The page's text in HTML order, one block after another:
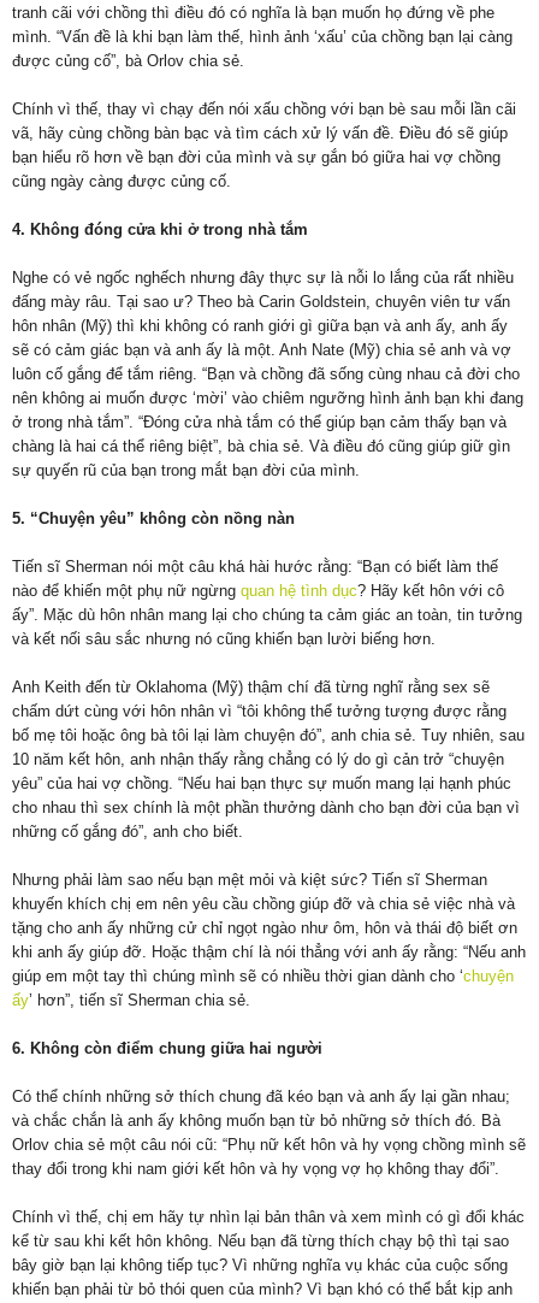
tranh cãi với chồng thì điều đó có nghĩa là bạn muốn họ đứng về phe
mình. “Vấn đề là khi bạn làm thế, hình ảnh ‘xấu’ của chồng bạn lại càng
được củng cố”, bà Orlov chia sẻ.
Chính vì thế, thay vì chạy đến nói xấu chồng với bạn bè sau mỗi lần cãi
vã, hãy cùng chồng bàn bạc và tìm cách xử lý vấn đề. Điều đó sẽ giúp
bạn hiểu rõ hơn về bạn đời của mình và sự gắn bó giữa hai vợ chồng
cũng ngày càng được củng cố.
4. Không đóng cửa khi ở trong nhà tắm
Nghe có vẻ ngốc nghếch nhưng đây thực sự là nỗi lo lắng của rất nhiều
đấng mày râu. Tại sao ư? Theo bà Carin Goldstein, chuyên viên tư vấn
hôn nhân (Mỹ) thì khi không có ranh giới gì giữa bạn và anh ấy, anh ấy
sẽ có cảm giác bạn và anh ấy là một. Anh Nate (Mỹ) chia sẻ anh và vợ
luôn cố gắng để tắm riêng. “Bạn và chồng đã sống cùng nhau cả đời cho
nên không ai muốn được ‘mời’ vào chiêm ngưỡng hình ảnh bạn khi đang
ở trong nhà tắm”. “Đóng cửa nhà tắm có thể giúp bạn cảm thấy bạn và
chàng là hai cá thể riêng biệt”, bà chia sẻ. Và điều đó cũng giúp giữ gìn
sự quyến rũ của bạn trong mắt bạn đời của mình.
5. “Chuyện yêu” không còn nồng nàn
Tiến sĩ Sherman nói một câu khá hài hước rằng: “Bạn có biết làm thế
nào để khiến một phụ nữ ngừng quan hệ tình dục? Hãy kết hôn với cô
ấy”. Mặc dù hôn nhân mang lại cho chúng ta cảm giác an toàn, tin tưởng
và kết nối sâu sắc nhưng nó cũng khiến bạn lười biếng hơn.
Anh Keith đến từ Oklahoma (Mỹ) thậm chí đã từng nghĩ rằng sex sẽ
chấm dứt cùng với hôn nhân vì “tôi không thể tưởng tượng được rằng
bố mẹ tôi hoặc ông bà tôi lại làm chuyện đó”, anh chia sẻ. Tuy nhiên, sau
10 năm kết hôn, anh nhận thấy rằng chẳng có lý do gì cản trở “chuyện
yêu” của hai vợ chồng. “Nếu hai bạn thực sự muốn mang lại hạnh phúc
cho nhau thì sex chính là một phần thưởng dành cho bạn đời của bạn vì
những cố gắng đó”, anh cho biết.
Nhưng phải làm sao nếu bạn mệt mỏi và kiệt sức? Tiến sĩ Sherman
khuyến khích chị em nên yêu cầu chồng giúp đỡ và chia sẻ việc nhà và
tặng cho anh ấy những cử chỉ ngọt ngào như ôm, hôn và thái độ biết ơn
khi anh ấy giúp đỡ. Hoặc thậm chí là nói thẳng với anh ấy rằng: “Nếu anh
giúp em một tay thì chúng mình sẽ có nhiều thời gian dành cho ‘chuyện
ấy’ hơn”, tiến sĩ Sherman chia sẻ.
6. Không còn điểm chung giữa hai người
Có thể chính những sở thích chung đã kéo bạn và anh ấy lại gần nhau;
và chắc chắn là anh ấy không muốn bạn từ bỏ những sở thích đó. Bà
Orlov chia sẻ một câu nói cũ: “Phụ nữ kết hôn và hy vọng chồng mình sẽ
thay đổi trong khi nam giới kết hôn và hy vọng vợ họ không thay đổi”.
Chính vì thế, chị em hãy tự nhìn lại bản thân và xem mình có gì đổi khác
kể từ sau khi kết hôn không. Nếu bạn đã từng thích chạy bộ thì tại sao
bây giờ bạn lại không tiếp tục? Vì những nghĩa vụ khác của cuộc sống
khiến bạn phải từ bỏ thói quen của mình? Vì bạn khó có thể bắt kịp anh